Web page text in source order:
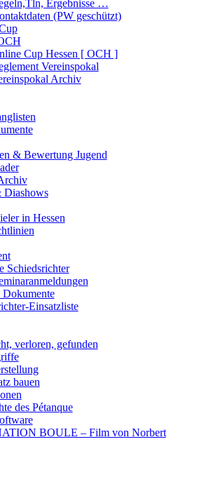
Ergebnisse …
(PW geschützt)
Cup Hessen [ OCH ]
Vereinspokal
Archiv
& Bewertung Jugend
in Hessen
Schiedsrichter
Einsatzliste
verloren, gefunden
bauen
des Pétanque
BOULE – Film von Norbert